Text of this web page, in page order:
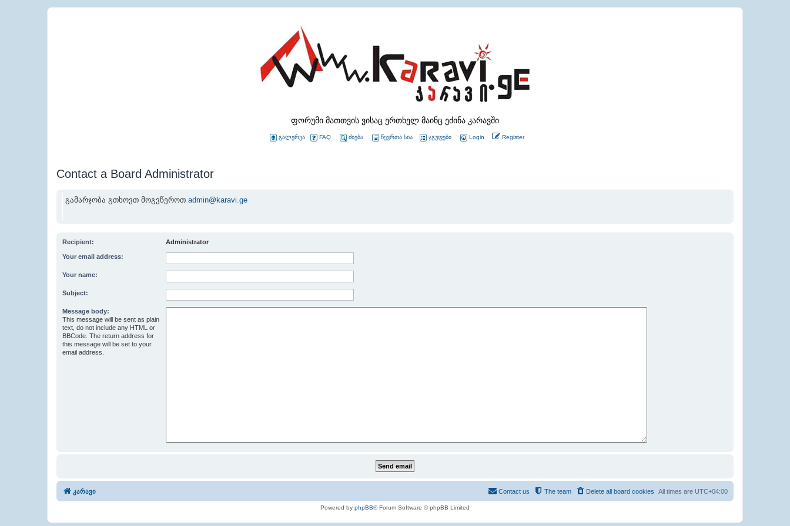
ფორუმი მათთვის ვისაც ერთხელ მაინც ეძინა კარავში
გალერეა FAQ ძიება წევრთა სია ჯგუფები Login Register
Contact a Board Administrator
გამარჯობა გთხოვთ მოგვწეროთ admin@karavi.ge
Recipient: Administrator
Your email address:
Your name:
Subject:
Message body:
This message will be sent as plain
text, do not include any HTML or
BBCode. The return address for
this message will be set to your
email address.
კარავი All times are UTC+04:00
Delete all board cookies
The team
Contact us
Powered by phpBB® Forum Software © phpBB Limited